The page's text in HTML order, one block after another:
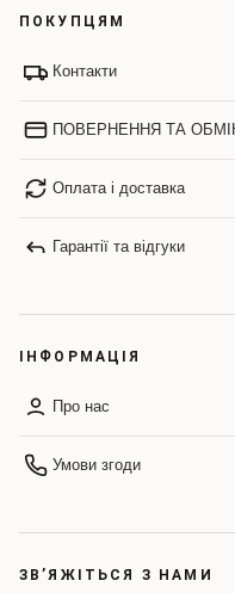
ПОКУПЦЯМ
Контакти
ПОВЕРНЕННЯ ТА
Оплата і доставка
Гарантії та відгуки
ІНФОРМАЦІЯ
Про нас
Умови згоди
ЗВ’ЯЖІТЬСЯ З НАМИ